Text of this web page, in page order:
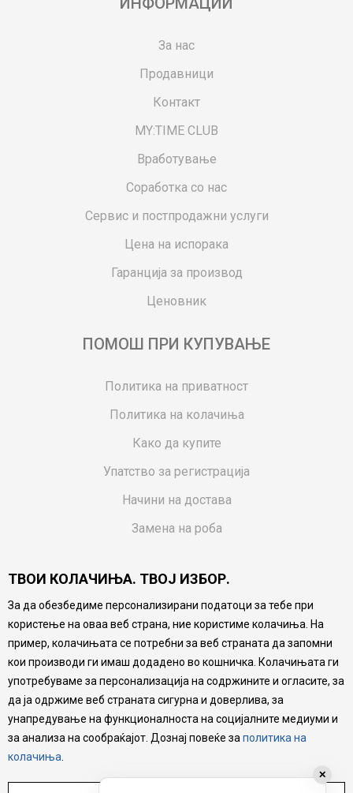
За нас
Продавници
Контакт
MY:TIME CLUB
Вработување
Соработка со нас
Сервис и постпродажни услуги
Цена на испорака
Гаранција за производ
Ценовник
ПОМОШ ПРИ КУПУВАЊЕ
Политика на приватност
Политика на колачиња
Како да купите
Упатство за регистрација
Начини на достава
Замена на роба
Ваучери
Product Finder
FAQs
Настојуваме да бидеме што попрецизни во описот на
производите, прикажување на слики и цени, но не
можеме да гарантираме дека сите информации се
комплетни и без грешка. Сите производи се дел од
нашата понуда, но не се подразбира дека мора да се
достапни во секој момент.
ТВОИ КОЛАЧИЊА. ТВОЈ ИЗБОР.
За да обезбедиме персонализирани податоци за тебе при
користење на оваа веб страна, ние користиме колачиња. На
пример, колачињата се потребни за веб страната да запомни
кои производи ги имаш додадено во кошничка. Колачињата ги
употребуваме за персонализација на содржините и огласите, за
да ја одржиме веб страната сигурна и доверлива, за
унапредување на функционалноста на социјалните медиуми и
за анализа на сообраќајот. Дознај повеќе за политика на
колачиња
✕